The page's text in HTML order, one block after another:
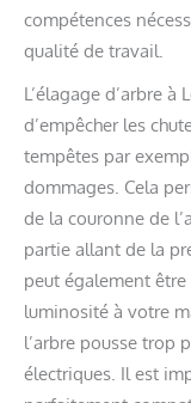
compétences
qualité de travail.
L’élagage d’arbre
d’empêcher les
tempêtes par
dommages. Cela
de la couronne de
partie allant de la
peut également
luminosité à votre
l’arbre pousse trop
électriques. Il est